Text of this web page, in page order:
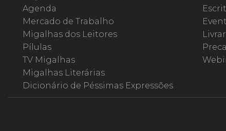
Agenda
Mercado de Trabalho
Migalhas dos Leitores
Pílulas
TV Migalhas
Migalhas Literárias
Dicionário de Péssimas Expressões